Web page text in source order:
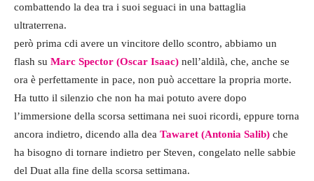
combattendo la dea tra i suoi seguaci in una battaglia
ultraterrena.
però prima cdi avere un vincitore dello scontro, abbiamo un
flash su Marc Spector (Oscar Isaac) nell’aldilà, che, anche se
ora è perfettamente in pace, non può accettare la propria morte.
Ha tutto il silenzio che non ha mai potuto avere dopo
l’immersione della scorsa settimana nei suoi ricordi, eppure torna
ancora indietro, dicendo alla dea Tawaret (Antonia Salib) che
ha bisogno di tornare indietro per Steven, congelato nelle sabbie
del Duat alla fine della scorsa settimana.